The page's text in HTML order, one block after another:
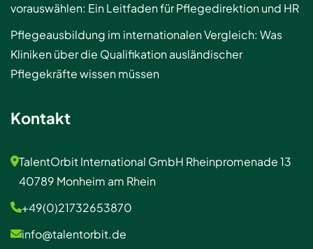
vorauswählen: Ein Leitfaden für Pflegedirektion und HR
Pflegeausbildung im internationalen Vergleich: Was
Kliniken über die Qualifikation ausländischer
Pflegekräfte wissen müssen
Kontakt
TalentOrbit International GmbH Rheinpromenade 13
40789 Monheim am Rhein
+49(0)21732653870
info@talentorbit.de